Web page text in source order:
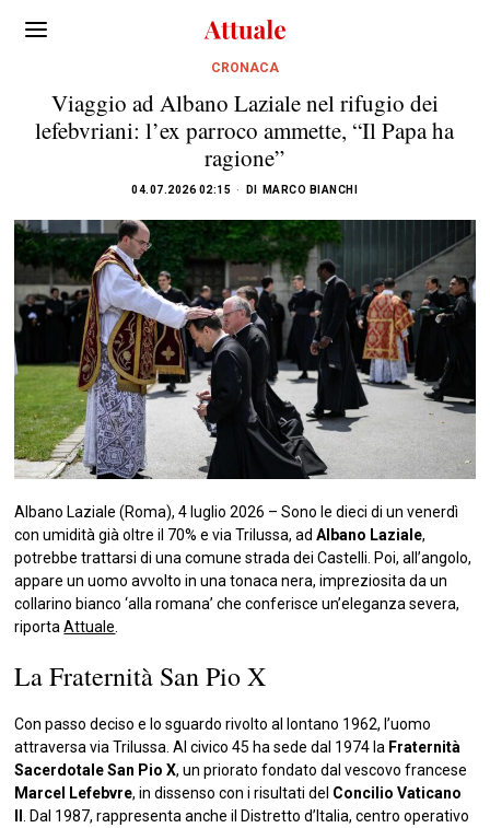
CRONACA
Viaggio ad Albano Laziale nel rifugio dei
lefebvriani: l’ex parroco ammette, “Il Papa ha
ragione”
04.07.2026 02:15 DI MARCO BIANCHI
Albano Laziale (Roma), 4 luglio 2026 – Sono le dieci di un venerdì
con umidità già oltre il 70% e via Trilussa, adAlbano Laziale,
potrebbe trattarsi di una comune strada dei Castelli. Poi, all’angolo,
appare un uomo avvolto in una tonaca nera, impreziosita da un
collarino bianco ‘alla romana’ che conferisce un’eleganza severa,
riportaAttuale
La Fraternità San Pio X
Con passo deciso e lo sguardo rivolto al lontano 1962, l’uomo
attraversa via Trilussa. Al civico 45 ha sede dal 1974 la Fraternità
Sacerdotale San Pio X, un priorato fondato dal vescovo francese
Marcel Lefebvre, in dissenso con i risultati del Concilio Vaticano
. Dal 1987, rappresenta anche il Distretto d’Italia, centro operativo